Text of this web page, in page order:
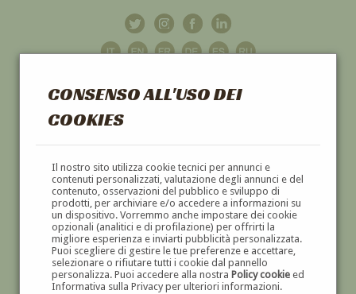
CONSENSO ALL'USO DEI
COOKIES
Il nostro sito utilizza cookie tecnici per annunci e
contenuti personalizzati, valutazione degli annunci e del
contenuto, osservazioni del pubblico e sviluppo di
prodotti, per archiviare e/o accedere a informazioni su
un dispositivo. Vorremmo anche impostare dei cookie
opzionali (analitici e di profilazione) per offrirti la
migliore esperienza e inviarti pubblicità personalizzata.
Puoi scegliere di gestire le tue preferenze e accettare,
selezionare o rifiutare tutti i cookie dal pannello
personalizza. Puoi accedere alla nostra Policy cookieed
Informativa sulla Privacy per ulteriori informazioni.
GALLERIAD'ARTE
DIPINTI E SCULTURE '800 E '900